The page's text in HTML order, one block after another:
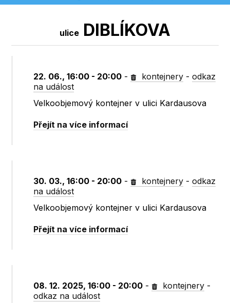
ulice DIBLÍKOVA
22. 06., 16:00 - 20:00 - kontejnery -odkaz
na událost
Velkoobjemový kontejner v ulici Kardausova
Přejít na více informací
30. 03., 16:00 - 20:00 - kontejnery -odkaz
na událost
Velkoobjemový kontejner v ulici Kardausova
Přejít na více informací
08. 12. 2025, 16:00 - 20:00 - kontejnery -
odkaz na událost